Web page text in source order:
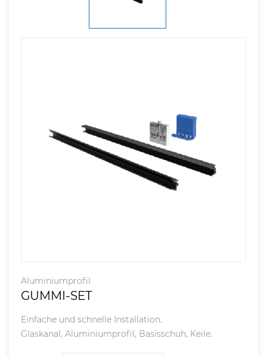
Aluminiumprofil
GUMMI-SET
Einfache und schnelle Installation.
Glaskanal, Aluminiumprofil, Basisschuh, Keile.